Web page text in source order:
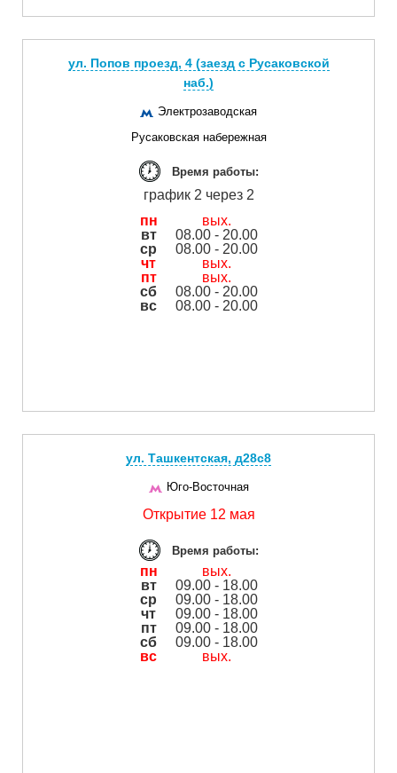
ул. Попов проезд, 4 (заезд с Русаковской
наб.)
Электрозаводская
Русаковская набережная
Время работы:
график 2 через 2
пн
вых.
вт
08.00 - 20.00
ср
08.00 - 20.00
чт
вых.
пт
вых.
сб
08.00 - 20.00
вс
08.00 - 20.00
ул. Ташкентская, д28с8
Юго-Восточная
Открытие 12 мая
Время работы:
пн
вых.
вт
09.00 - 18.00
ср
09.00 - 18.00
чт
09.00 - 18.00
пт
09.00 - 18.00
сб
09.00 - 18.00
вс
вых.